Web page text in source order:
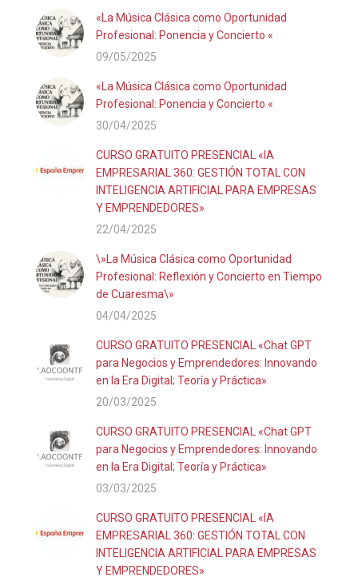
«La Música Clásica como Oportunidad
Profesional: Ponencia y Concierto «
09/05/2025
«La Música Clásica como Oportunidad
Profesional: Ponencia y Concierto «
30/04/2025
CURSO GRATUITO PRESENCIAL «IA
EMPRESARIAL 360: GESTIÓN TOTAL CON
INTELIGENCIA ARTIFICIAL PARA EMPRESAS
Y EMPRENDEDORES»
22/04/2025
\»La Música Clásica como Oportunidad
Profesional: Reflexión y Concierto en Tiempo
de Cuaresma\»
04/04/2025
CURSO GRATUITO PRESENCIAL «Chat GPT
para Negocios y Emprendedores: Innovando
en la Era Digital; Teoría y Práctica»
20/03/2025
CURSO GRATUITO PRESENCIAL «Chat GPT
para Negocios y Emprendedores: Innovando
en la Era Digital; Teoría y Práctica»
03/03/2025
CURSO GRATUITO PRESENCIAL «IA
EMPRESARIAL 360: GESTIÓN TOTAL CON
INTELIGENCIA ARTIFICIAL PARA EMPRESAS
Y EMPRENDEDORES»